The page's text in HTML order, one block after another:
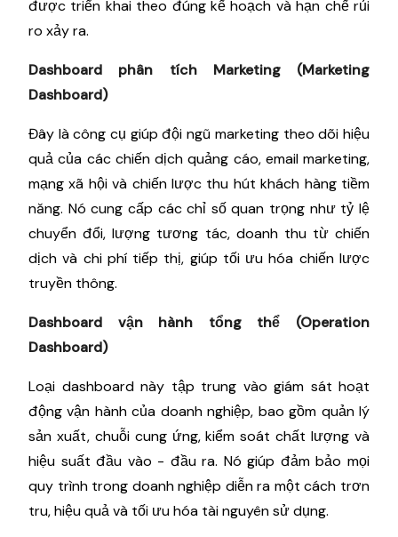
được triển khai theo đúng kế hoạch và hạn chế rủi
ro xảy ra.
Dashboard phân tích Marketing (Marketing
Dashboard)
Đây là công cụ giúp đội ngũ marketing theo dõi hiệu
quả của các chiến dịch quảng cáo, email marketing,
mạng xã hội và chiến lược thu hút khách hàng tiềm
năng. Nó cung cấp các chỉ số quan trọng như tỷ lệ
chuyển đổi, lượng tương tác, doanh thu từ chiến
dịch và chi phí tiếp thị, giúp tối ưu hóa chiến lược
truyền thông.
Dashboard vận hành tổng thể (Operation
Dashboard)
Loại dashboard này tập trung vào giám sát hoạt
động vận hành của doanh nghiệp, bao gồm quản lý
sản xuất, chuỗi cung ứng, kiểm soát chất lượng và
hiệu suất đầu vào - đầu ra. Nó giúp đảm bảo mọi
quy trình trong doanh nghiệp diễn ra một cách trơn
tru, hiệu quả và tối ưu hóa tài nguyên sử dụng.